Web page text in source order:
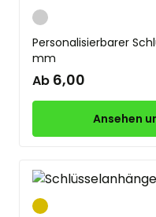
Silber
Personalisierbarer
mm
Ab 6,00
Ansehen
Gold